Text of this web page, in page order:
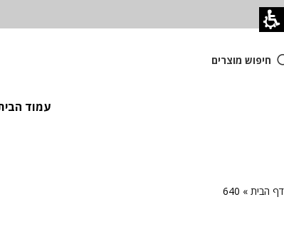
חיפוש מוצרים
עמוד
דף הבית »
640